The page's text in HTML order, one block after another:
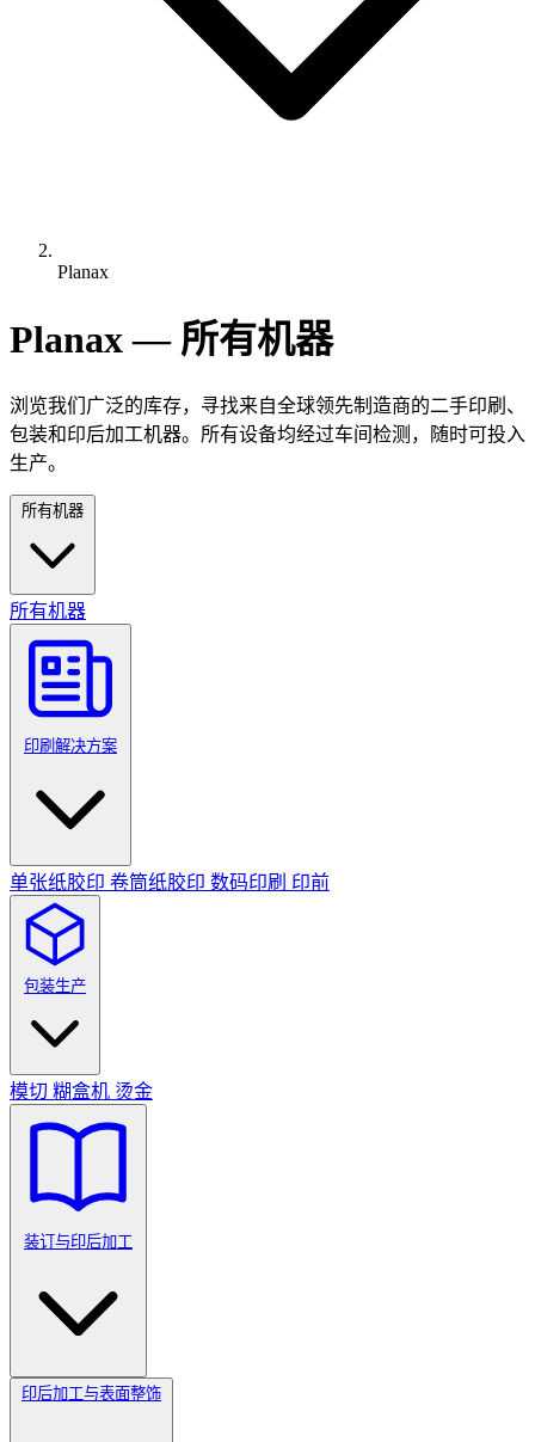
Planax
Planax — 所有机器
浏览我们广泛的库存，寻找来自全球领先制造商的二手印刷、
包装和印后加工机器。所有设备均经过车间检测，随时可投入
生产。
所有机器
所有机器
印刷解决方案
单张纸胶印 卷筒纸胶印 数码印刷 印前
包装生产
模切 糊盒机 烫金
装订与印后加工
印后加工与表面整饰